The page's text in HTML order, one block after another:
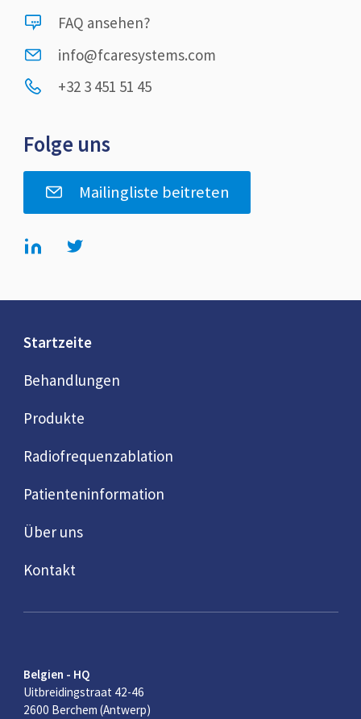
FAQ ansehen?
info@fcaresystems.com
+32 3 451 51 45
Folge uns
Mailingliste beitreten
Startzeite
Behandlungen
Produkte
Radiofrequenzablation
Patienteninformation
Über uns
Kontakt
Belgien - HQ
Uitbreidingstraat 42-46
2600 Berchem (Antwerp)